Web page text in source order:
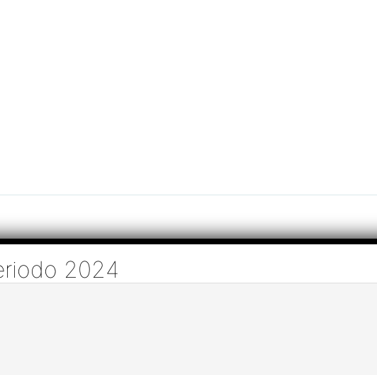
2024